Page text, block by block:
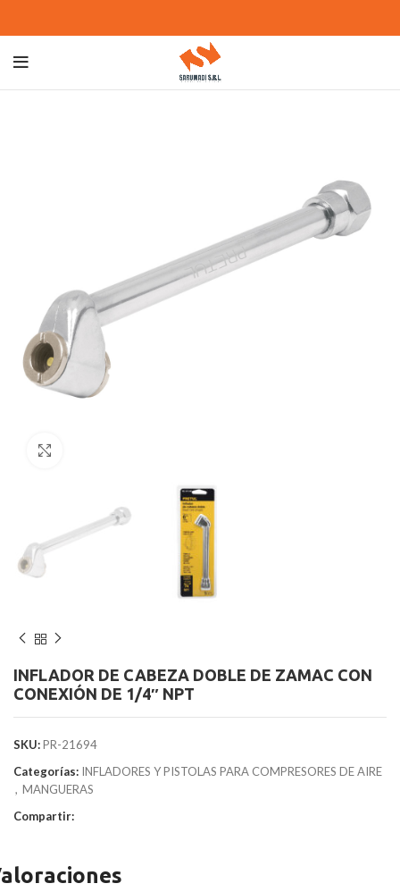
INFLADOR DE CABEZA DOBLE DE ZAMAC CON
CONEXIÓN DE 1/4″ NPT
SKU:PR-21694
Categorías: INFLADORES Y PISTOLAS PARA COMPRESORES DE AIRE
, MANGUERAS
Compartir: